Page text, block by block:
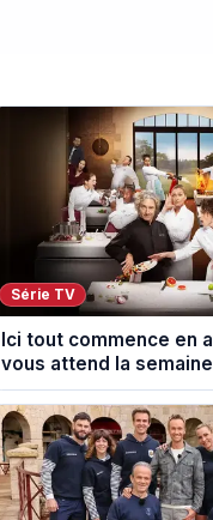
Série TV
Ici tout commence en
vous attend la semaine
août 2026 (spoiler)